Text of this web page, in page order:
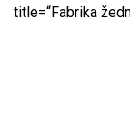
title=“Fabrika